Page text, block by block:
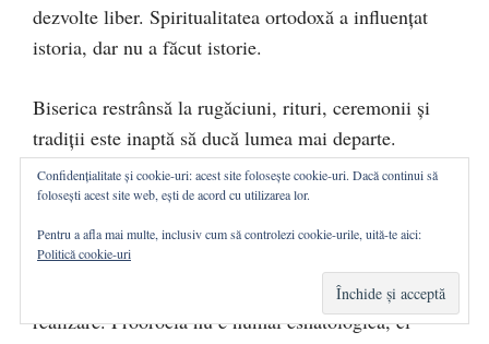
dezvolte liber. Spiritualitatea ortodoxă a influenţat
istoria, dar nu a făcut istorie.
Biserica restrânsă la rugăciuni, rituri, ceremonii şi
tradiţii este inaptă să ducă lumea mai departe.
Creştinismul formal, oricât este el justificat
tradiţional, până la urmă cedează prin incapacitatea
lui spirituală şi dinamică. Fiindcă darurile Sfântului
Duh sunt dinamice. Darul proorociei vesteşte lumii
zările noi, formulând idealurile şi modalităţile de
realizare. Proorocia nu e numai eshatologică, ci
Confidențialitate și cookie-uri: acest site folosește cookie-uri. Dacă continui să
folosești acest site web, ești de acord cu utilizarea lor.
Pentru a afla mai multe, inclusiv cum să controlezi cookie-urile, uită-te aici:
Politică cookie-uri